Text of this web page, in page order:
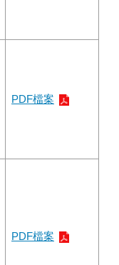
PDF檔案
PDF檔案